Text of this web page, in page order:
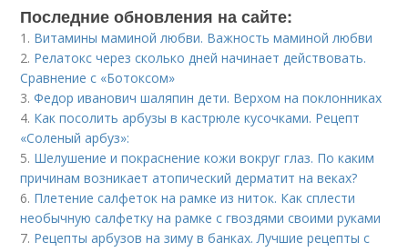
Последние обновления на сайте:
1. Витамины маминой любви. Важность маминой любви
2. Релатокс через сколько дней начинает действовать.
Сравнение с «Ботоксом»
3.Федор иванович шаляпин дети. Верхом на поклонниках
4. Как посолить арбузы в кастрюле кусочками. Рецепт
«Соленый арбуз»:
5. Шелушение и покраснение кожи вокруг глаз. По каким
причинам возникает атопический дерматит на веках?
6. Плетение салфеток на рамке из ниток. Как сплести
необычную салфетку на рамке с гвоздями своими руками
7. Рецепты арбузов на зиму в банках. Лучшие рецепты с